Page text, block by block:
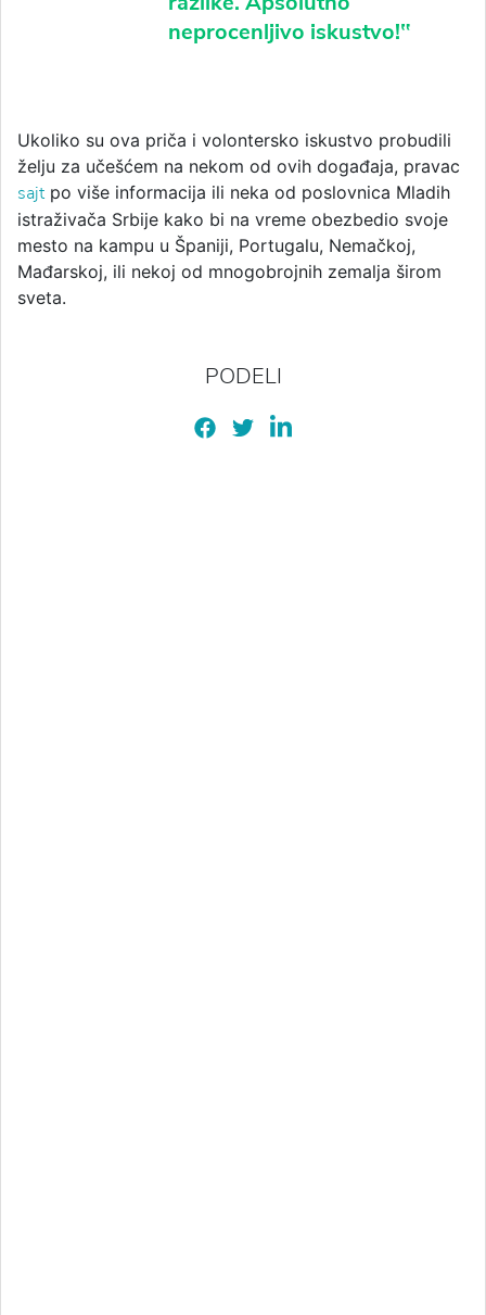
neprocenljivo iskustvo!‟
Ukoliko su ova priča i volontersko iskustvo probudili
želju za učešćem na nekom od ovih događaja, pravac
sajt po više informacija ili neka od poslovnica Mladih
istraživača Srbije kako bi na vreme obezbedio svoje
mesto na kampu u Španiji, Portugalu, Nemačkoj,
Mađarskoj, ili nekoj od mnogobrojnih zemalja širom
sveta.
PODELI